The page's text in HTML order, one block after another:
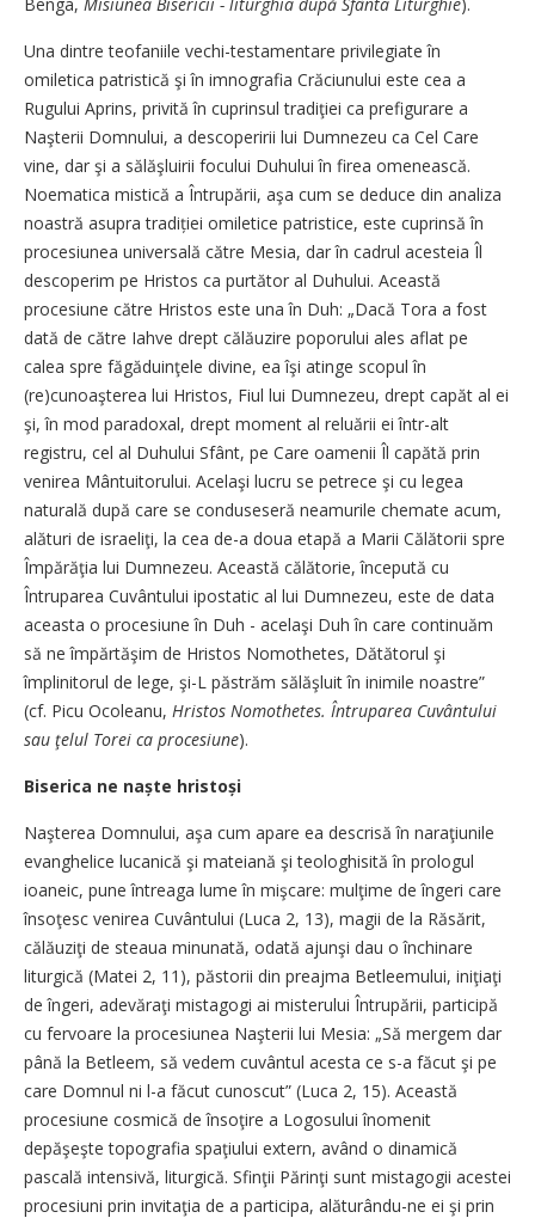
Una dintre teofaniile vechi-testamentare privilegiate în
omiletica patristică şi în imnografia Crăciunului este cea a
Rugului Aprins, privită în cuprinsul tradiţiei ca prefigurare a
Naşterii Domnului, a descoperirii lui Dumnezeu ca Cel Care
vine, dar şi a sălăşluirii focului Duhului în firea omenească.
Noematica mistică a Întrupării, aşa cum se deduce din analiza
noastră asupra tradiției omiletice patristice, este cuprinsă în
procesiunea universală către Mesia, dar în cadrul acesteia Îl
descoperim pe Hristos ca purtător al Duhului. Această
procesiune către Hristos este una în Duh: „Dacă Tora a fost
dată de către Iahve drept călăuzire poporului ales aflat pe
calea spre făgăduinţele divine, ea îşi atinge scopul în
(re)cunoaşterea lui Hristos, Fiul lui Dumnezeu, drept capăt al ei
şi, în mod paradoxal, drept moment al reluării ei într-alt
registru, cel al Duhului Sfânt, pe Care oamenii Îl capătă prin
venirea Mântuitorului. Acelaşi lucru se petrece şi cu legea
naturală după care se conduseseră neamurile chemate acum,
alături de israeliţi, la cea de-a doua etapă a Marii Călătorii spre
Împărăţia lui Dumnezeu. Această călătorie, începută cu
Întruparea Cuvântului ipostatic al lui Dumnezeu, este de data
aceasta o procesiune în Duh - acelaşi Duh în care continuăm
să ne împărtăşim de Hristos Nomothetes, Dătătorul şi
împlinitorul de lege, şi-L păstrăm sălăşluit în inimile noastre”
(cf. Picu Ocoleanu, Hristos Nomothetes. Întruparea Cuvântului
sau ţelul Torei ca procesiune).
Biserica ne naște hristoși
Naşterea Domnului, aşa cum apare ea descrisă în naraţiunile
evanghelice lucanică şi mateiană şi teologhisită în prologul
ioaneic, pune întreaga lume în mişcare: mulţime de îngeri care
însoţesc venirea Cuvântului (Luca 2, 13), magii de la Răsărit,
călăuziţi de steaua minunată, odată ajunşi dau o închinare
liturgică (Matei 2, 11), păstorii din preajma Betleemului, iniţiaţi
de îngeri, adevăraţi mistagogi ai misterului Întrupării, participă
cu fervoare la procesiunea Naşterii lui Mesia: „Să mergem dar
până la Betleem, să vedem cuvântul acesta ce s-a făcut şi pe
care Domnul ni l-a făcut cunoscut” (Luca 2, 15). Această
procesiune cosmică de însoţire a Logosului înomenit
depăşeşte topografia spaţiului extern, având o dinamică
pascală intensivă, liturgică. Sfinţii Părinţi sunt mistagogii acestei
procesiuni prin invitaţia de a participa, alăturându-ne ei şi prin